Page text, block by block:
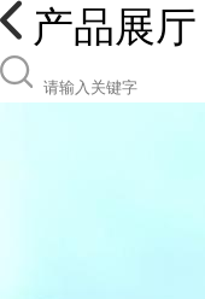
产品展厅